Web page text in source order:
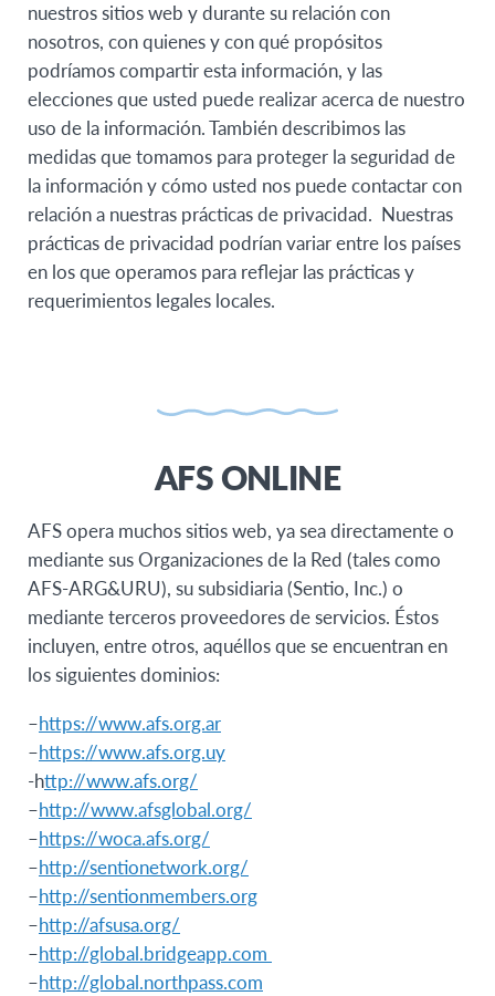
nuestros sitios web y durante su relación con
nosotros, con quienes y con qué propósitos
podríamos compartir esta información, y las
elecciones que usted puede realizar acerca de nuestro
uso de la información. También describimos las
medidas que tomamos para proteger la seguridad de
la información y cómo usted nos puede contactar con
relación a nuestras prácticas de privacidad. Nuestras
prácticas de privacidad podrían variar entre los países
en los que operamos para reflejar las prácticas y
requerimientos legales locales.
AFS ONLINE
AFS opera muchos sitios web, ya sea directamente o
mediante sus Organizaciones de la Red (tales como
AFS-ARG&URU), su subsidiaria (Sentio, Inc.) o
mediante terceros proveedores de servicios. Éstos
incluyen, entre otros, aquéllos que se encuentran en
los siguientes dominios:
–https://www.afs.org.ar
–https://www.afs.org.uy
-http://www.afs.org/
–http://www.afsglobal.org/
–https://woca.afs.org/
–http://sentionetwork.org/
–http://sentionmembers.org
–http://afsusa.org/
–http://global.bridgeapp.com
–http://global.northpass.com